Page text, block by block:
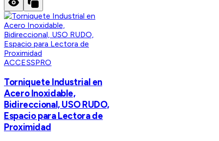
ACCESSPRO
Torniquete Industrial en
Acero Inoxidable,
Bidireccional, USO RUDO,
Espacio para Lectora de
Proximidad